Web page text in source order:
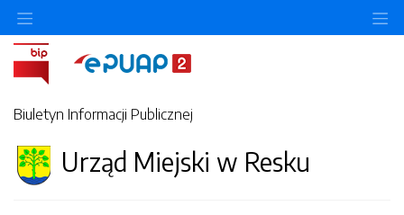
Biuletyn Informacji Publicznej
Urząd Miejski w Resku